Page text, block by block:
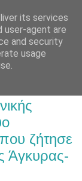
ζήτησε
Άγκυρας-
its services
user-agent are
and security
usage